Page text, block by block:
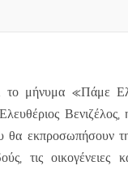
το μήνυμα «Πάμε
θα εκπροσωπήσουν
τις